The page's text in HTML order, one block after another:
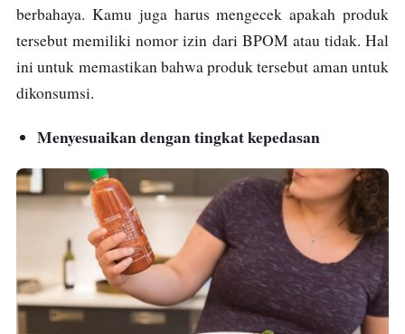
berbahaya. Kamu juga harus mengecek apakah produk
tersebut memiliki nomor izin dari BPOM atau tidak. Hal
ini untuk memastikan bahwa produk tersebut aman untuk
dikonsumsi.
Menyesuaikan dengan tingkat kepedasan